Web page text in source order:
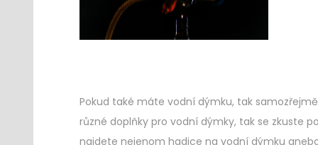
Pokud také máte vodní dýmku, tak
různé doplňky pro vodní dýmky, tak se zkuste
najdete nejenom hadice na vodní dýmku